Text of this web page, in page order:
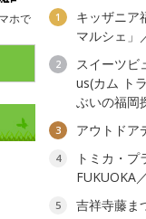
ホで
1
キッザニア
マルシェ」
2
スイーツビ
us(カム ト
ぶいの福岡
3 アウトドア
4
トミカ・
FUKUOKA
5
吉祥寺藤ま